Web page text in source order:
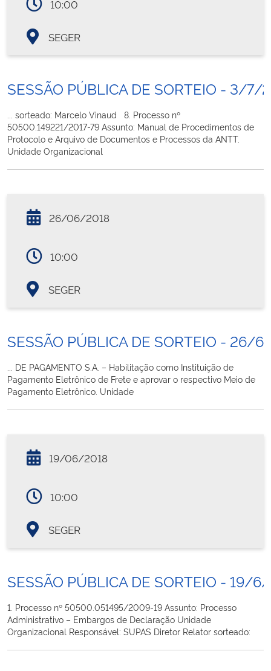
10:00
SEGER
SESSÃO PÚBLICA DE SORTEIO - 3/7/
... sorteado: Marcelo Vinaud 8. Processo nº
50500.149221/2017-79 Assunto: Manual de Procedimentos de
Protocolo e Arquivo de Documentos e Processos da ANTT.
Unidade Organizacional
26/06/2018
10:00
SEGER
SESSÃO PÚBLICA DE SORTEIO - 26/
... DE PAGAMENTO S.A. – Habilitação como Instituição de
Pagamento Eletrônico de Frete e aprovar o respectivo Meio de
Pagamento Eletrônico. Unidade
19/06/2018
10:00
SEGER
SESSÃO PÚBLICA DE SORTEIO - 19/
1. Processo nº 50500.051495/2009-19 Assunto: Processo
Administrativo – Embargos de Declaração Unidade
Organizacional Responsável: SUPAS Diretor Relator sorteado: